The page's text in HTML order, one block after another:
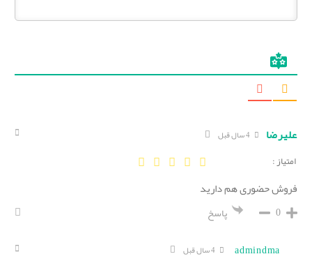
علیرضا 4 سال قبل
امتیاز :
فروش حضوری هم دارید
0
پاسخ
admindma